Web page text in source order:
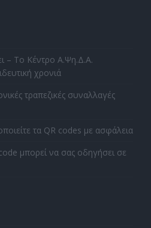
– Το Κέντρο Α.Ψη.Δ.Α.
χρονιά
τραπεζικές συναλλαγές
τα QR codes με ασφάλεια
μπορεί να σας οδηγήσει σε